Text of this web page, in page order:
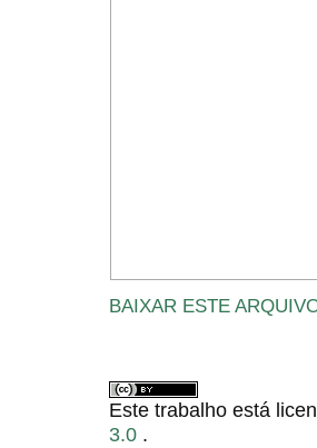
BAIXAR ESTE
Este trabalho está
3.0 .